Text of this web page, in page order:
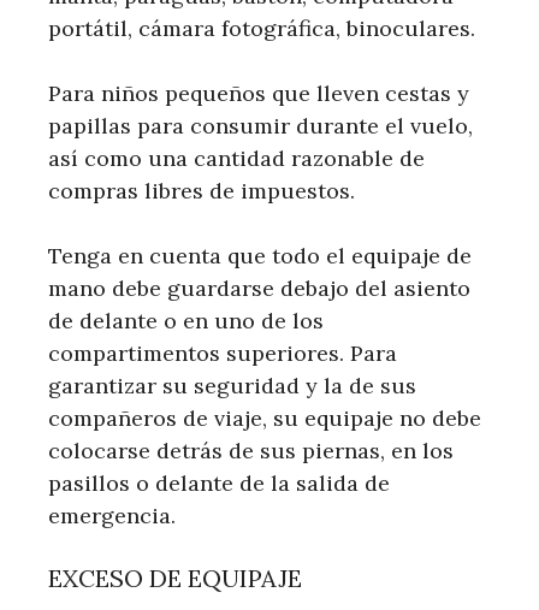
portátil, cámara fotográfica, binoculares.
Para niños pequeños que lleven cestas y
papillas para consumir durante el vuelo,
así como una cantidad razonable de
compras libres de impuestos.
Tenga en cuenta que todo el equipaje de
mano debe guardarse debajo del asiento
de delante o en uno de los
compartimentos superiores. Para
garantizar su seguridad y la de sus
compañeros de viaje, su equipaje no debe
colocarse detrás de sus piernas, en los
pasillos o delante de la salida de
emergencia.
EXCESO DE EQUIPAJE